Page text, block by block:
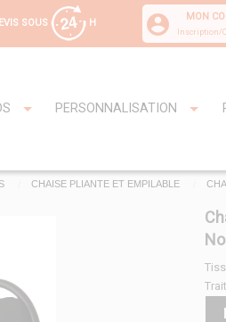
SOUS H
MON
Inscription/
PERSONNALISATION
CHAISE PLIANTE ET EMPILABLE